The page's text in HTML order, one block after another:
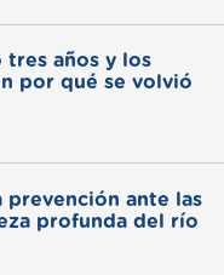
tres años y los
por qué se volvió
prevención ante las
profunda del río